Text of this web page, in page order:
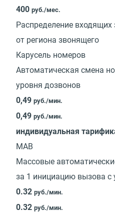
400 руб./мес.
Распределение
от региона звонящего
Карусель номеров
Автоматическая смена
уровня дозвонов
0,49 руб./мин.
0,49 руб./мин.
индивидуальная
МАВ
Массовые
за 1 инициацию вызова
0.32 руб./мин.
0.32 руб./мин.